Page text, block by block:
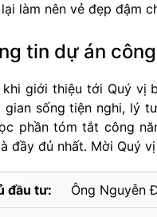
làm nên vẻ đẹp đậm
tin dự án
khi giới thiệu tới Quý vị
gian sống tiện nghi, lý
phần tóm tắt công
đầy đủ nhất. Mời Quý
đầu tư: Ông Nguyễn